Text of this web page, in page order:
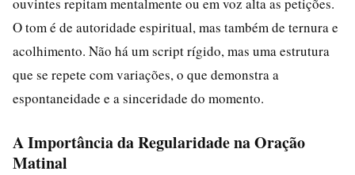
O tom é de autoridade espiritual, mas também de ternura e
acolhimento. Não há um script rígido, mas uma estrutura
que se repete com variações, o que demonstra a
espontaneidade e a sinceridade do momento.
A Importância da Regularidade na Oração
Matinal